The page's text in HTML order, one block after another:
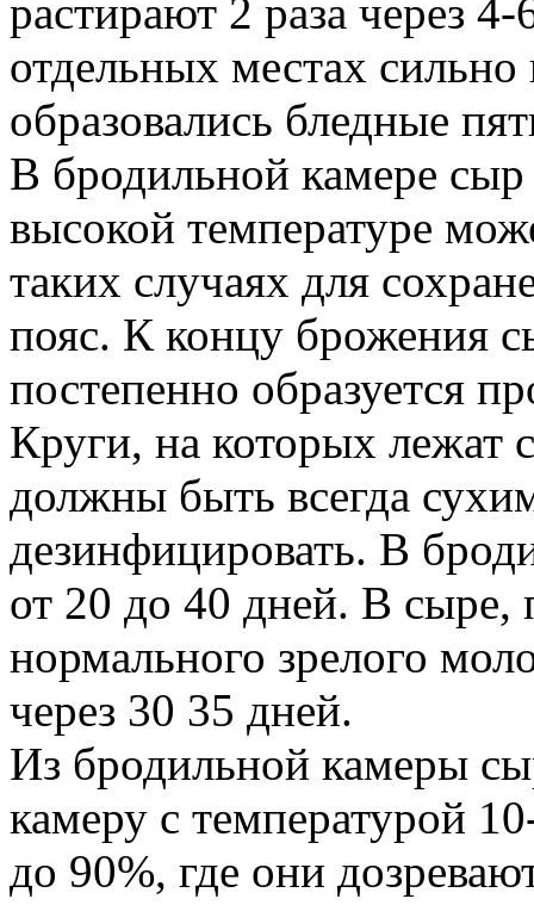
растирают 2 раза через
отдельных местах
образовались бледные
В бродильной камере сыр
высокой температуре
таких случаях для
пояс. К концу брожения
постепенно образуется
Круги, на которых лежат
должны быть всегда
дезинфицировать. В
от 20 до 40 дней. В сыре,
нормального зрелого
через 30 35 дней.
Из бродильной камеры
камеру с температурой
до 90%, где они